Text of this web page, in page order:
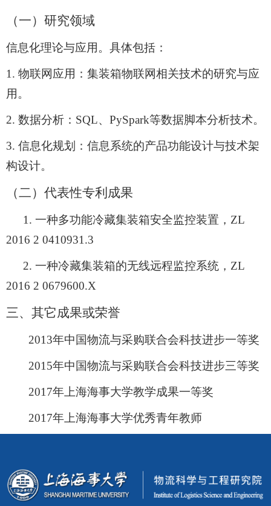
（一）研究领域
信息化理论与应用。具体包括：
1. 物联网应用：集装箱物联网相关技术的研究与应
用。
2. 数据分析： SQL、 PySpark等数据脚本分析技术。
3. 信息化规划：信息系统的产品功能设计与技术架
构设计。
（二） 代表性专利成果
1. 一种多功能冷藏集装箱安全监控装置， ZL
2016 2 0410931.3
2. 一种冷藏集装箱的无线远程监控系统， ZL
2016 2 0679600.X
三、其它成果或荣誉
2013年中国物流与采购联合会科技进步一等奖
2015年中国物流与采购联合会科技进步三等奖
2017年上海海事大学教学成果一等奖
2017年上海海事大学优秀青年教师